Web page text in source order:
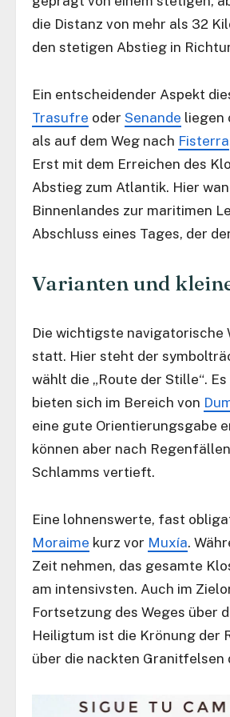
die Distanz von mehr als 32
den stetigen Abstieg in
Ein entscheidender Aspekt
Trasufre oder Senande liegen
als auf dem Weg nach Fisterra
Erst mit dem Erreichen des
Abstieg zum Atlantik. Hier
Binnenlandes zur maritimen
Abschluss eines Tages, der
Varianten und
Die wichtigste navigatorische
statt. Hier steht der
wählt die „Route der Stille“.
bieten sich im Bereich von
eine gute Orientierungsgabe
können aber nach
Schlamms vertieft.
Eine lohnenswerte, fast
Moraime kurz vor Muxía.
Zeit nehmen, das gesamte
am intensivsten. Auch im
Fortsetzung des Weges über
Heiligtum ist die Krönung der
über die nackten Granitfelsen